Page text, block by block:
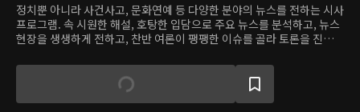
정치뿐 아니라 사건사고, 문화연예 등 다양한 분야의 뉴스를 전하는 시사
프로그램. 속 시원한 해설, 호탕한 입담으로 주요 뉴스를 분석하고, 뉴스
현장을 생생하게 전하고, 찬반 여론이 팽팽한 이슈를 골라 토론을 진행하